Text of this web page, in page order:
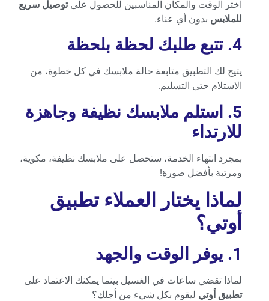
اختر الوقت والمكان المناسبين للحصول علىتوصيل سريع
للملابس بدون أي عناء.
4. تتبع طلبك لحظة بلحظة
يتيح لك التطبيق متابعة حالة ملابسك في كل خطوة، من
الاستلام حتى التسليم.
5. استلم ملابسك نظيفة وجاهزة
للارتداء
بمجرد انتهاء الخدمة، ستحصل على ملابسك نظيفة، مكوية،
ومرتبة بأفضل صورة!
لماذا يختار العملاء تطبيق
أوتي؟
1. يوفر الوقت والجهد
لماذا تقضي ساعات في الغسيل بينما يمكنك الاعتماد على
تطبيق أوتي ليقوم بكل شيء من أجلك؟